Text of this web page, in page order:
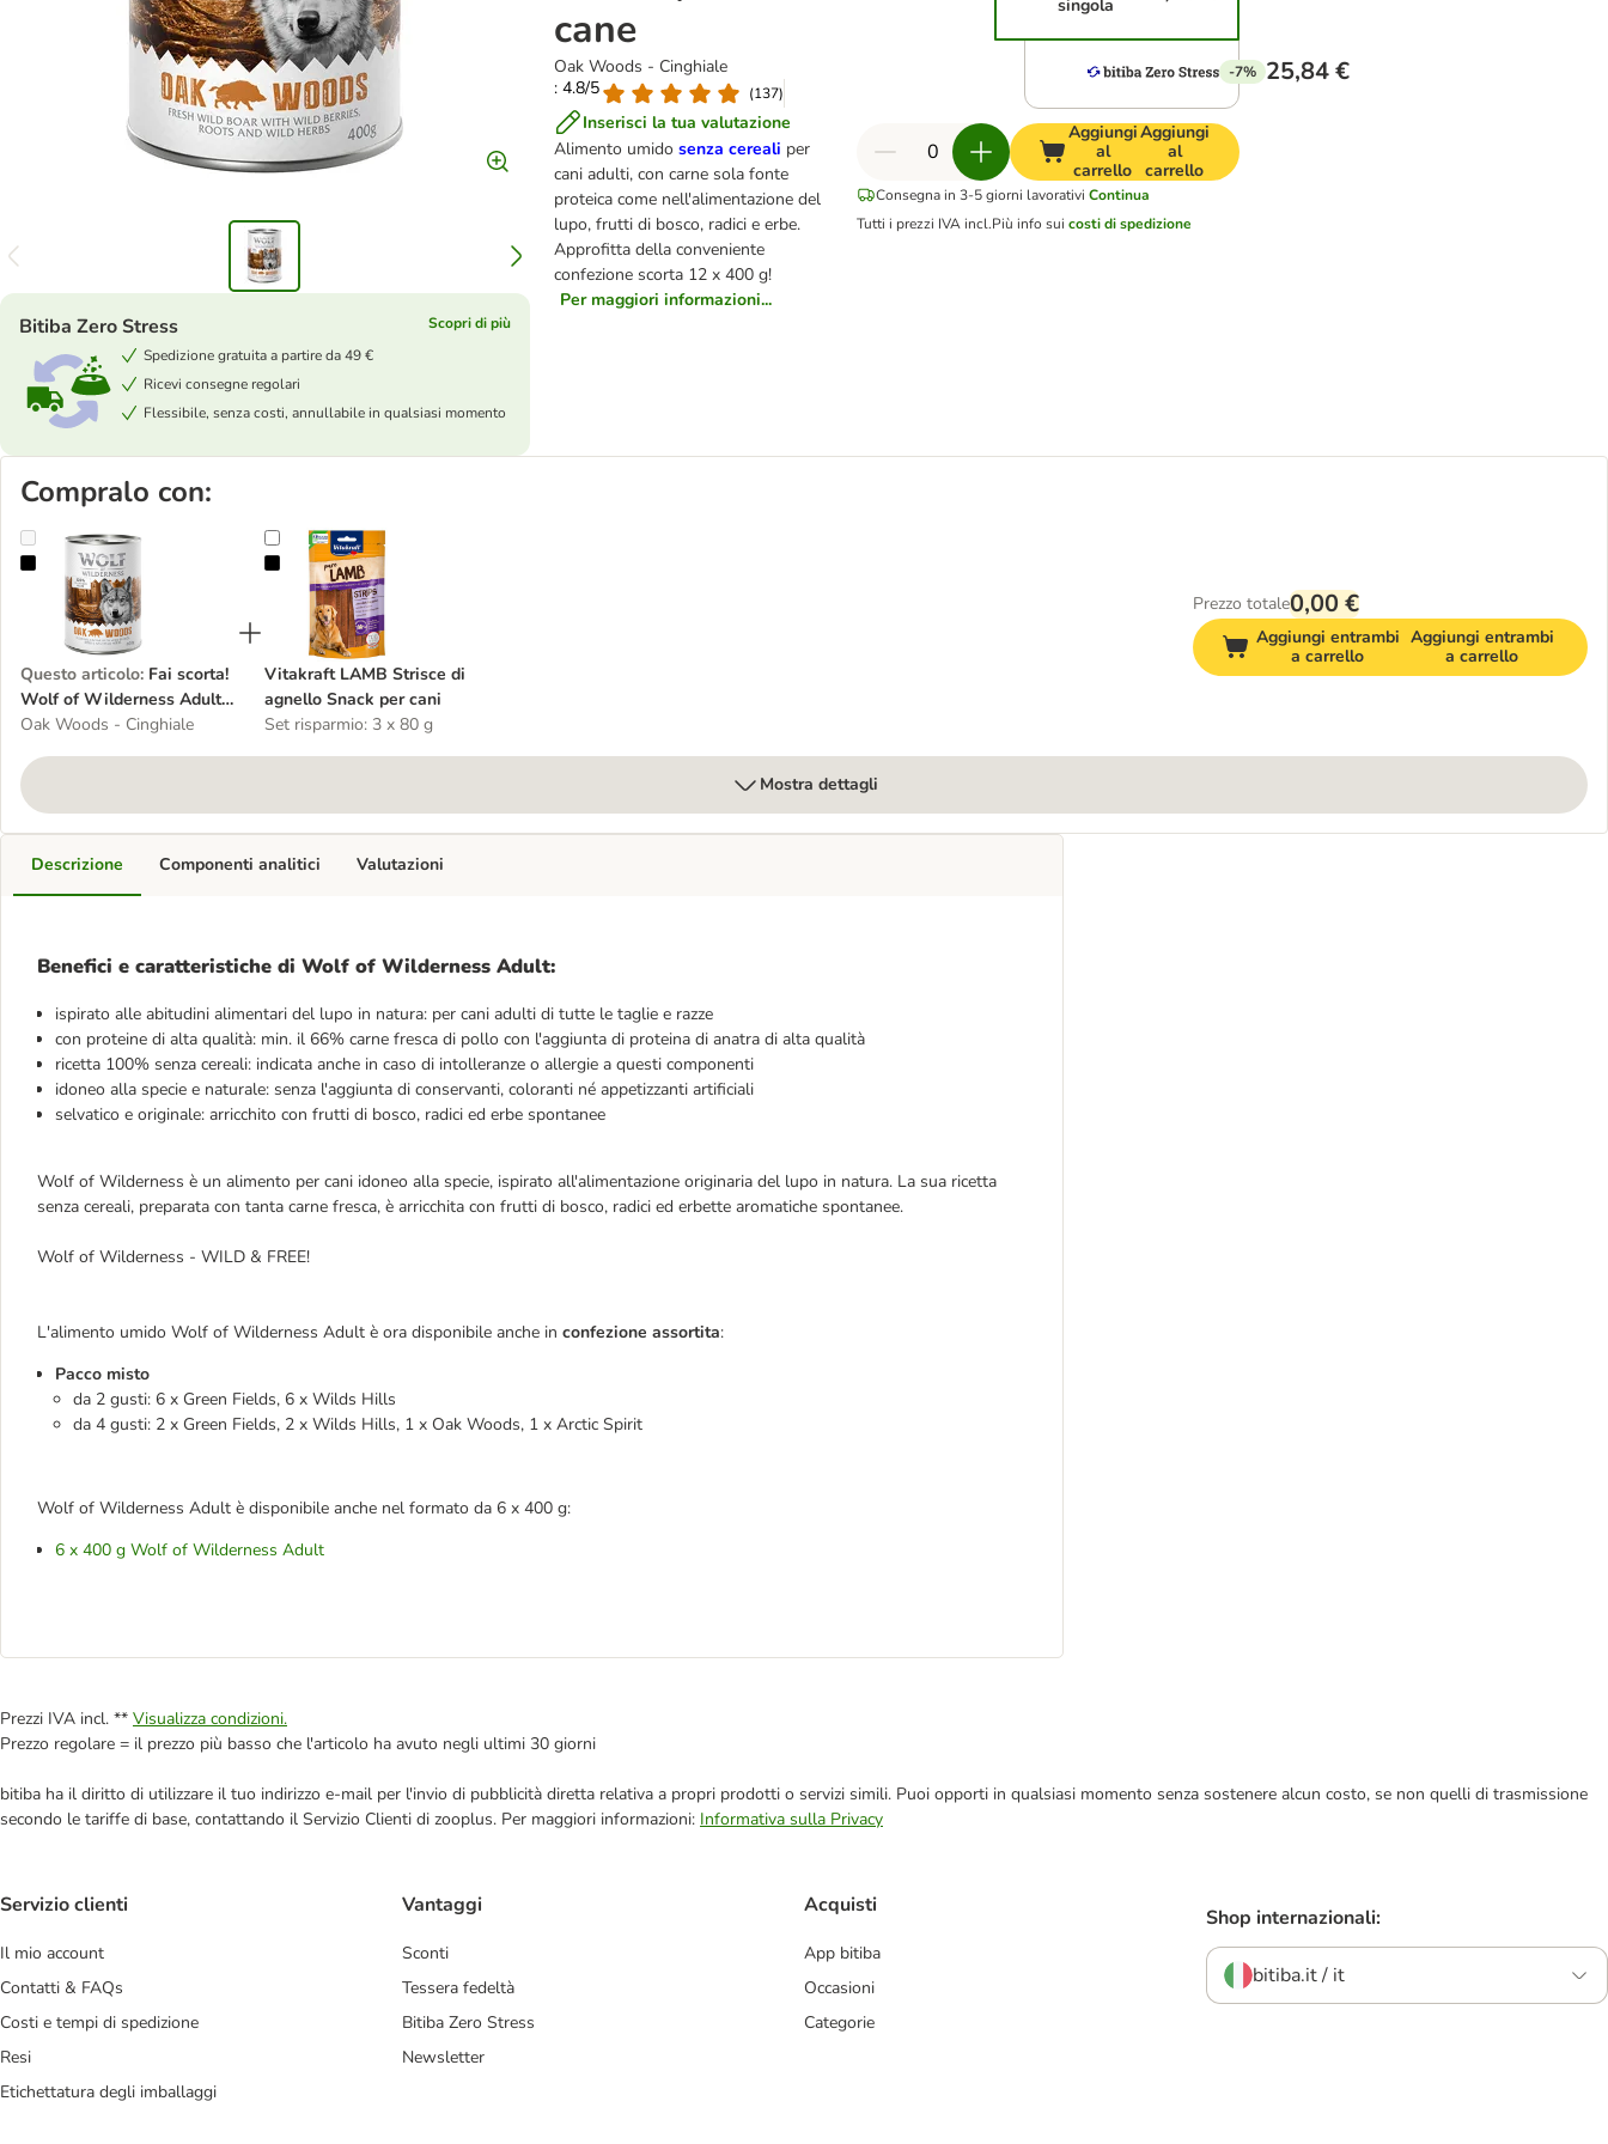
cane
Oak Woods - Cinghiale
: 4.8/5
(137)
Inserisci la tua valutazione
Alimento umido senza cereali per
cani adulti, con carne sola fonte
proteica come nell'alimentazione del
lupo, frutti di bosco, radici e erbe.
Approfitta della conveniente
confezione scorta 12 x 400 g!
Per maggiori informazioni...
Bitiba Zero Stress
Scopri di più
Spedizione gratuita a partire da 49 €
Ricevi consegne regolari
Flessibile, senza costi, annullabile in qualsiasi momento
singola
-7% 25,84 €
Aggiungi
al
carrello
Aggiungi
al
carrello
Consegna in 3-5 giorni lavorativi Continua
Tutti i prezzi IVA incl.Più info sui costi di spedizione
Compralo con:
Fai scorta! Wolf of Wilderness Adult 12 x 400 g umido per cane
Questo articolo: Fai scorta!
Wolf of Wilderness Adult
12 x 400 g umido per cane
Oak Woods - Cinghiale
Vitakraft LAMB Strisce di agnello Snack per cani
Vitakraft LAMB Strisce di
agnello Snack per cani
Set risparmio: 3 x 80 g
Prezzo totale0,00 €
Aggiungi entrambi
a carrello
Aggiungi entrambi
a carrello
Mostra dettagli
Descrizione
Benefici e caratteristiche di Wolf of Wilderness Adult:
ispirato alle abitudini alimentari del lupo in natura: per cani adulti di tutte le taglie e razze
con proteine di alta qualità: min. il 66% carne fresca di pollo con l'aggiunta di proteina di anatra di alta qualità
ricetta 100% senza cereali: indicata anche in caso di intolleranze o allergie a questi componenti
idoneo alla specie e naturale: senza l'aggiunta di conservanti, coloranti né appetizzanti artificiali
selvatico e originale: arricchito con frutti di bosco, radici ed erbe spontanee
Wolf of Wilderness è un alimento per cani idoneo alla specie, ispirato all'alimentazione originaria del lupo in natura. La sua ricetta
senza cereali, preparata con tanta carne fresca, è arricchita con frutti di bosco, radici ed erbette aromatiche spontanee.
Wolf of Wilderness - WILD & FREE!
L'alimento umido Wolf of Wilderness Adult è ora disponibile anche in confezione assortita:
Pacco misto
da 2 gusti: 6 x Green Fields, 6 x Wilds Hills
da 4 gusti: 2 x Green Fields, 2 x Wilds Hills, 1 x Oak Woods, 1 x Arctic Spirit
Wolf of Wilderness Adult è disponibile anche nel formato da 6 x 400 g:
6 x 400 g Wolf of Wilderness Adult
Componenti analitici Valutazioni
Prezzi IVA incl. ** Visualizza condizioni.
Prezzo regolare = il prezzo più basso che l'articolo ha avuto negli ultimi 30 giorni
bitiba ha il diritto di utilizzare il tuo indirizzo e-mail per l'invio di pubblicità diretta relativa a propri prodotti o servizi simili. Puoi opporti in qualsiasi momento senza sostenere alcun costo, se non quelli di trasmissione
secondo le tariffe di base, contattando il Servizio Clienti di zooplus. Per maggiori informazioni: Informativa sulla Privacy
Servizio clienti
Il mio account
Contatti & FAQs
Costi e tempi di spedizione
Resi
Etichettatura degli imballaggi
Vantaggi
Sconti
Tessera fedeltà
Bitiba Zero Stress
Newsletter
Acquisti
App bitiba
Occasioni
Categorie
Shop internazionali:
bitiba.it / it